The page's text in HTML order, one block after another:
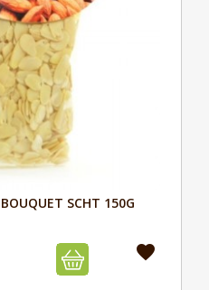
SCHT 150G
favorite